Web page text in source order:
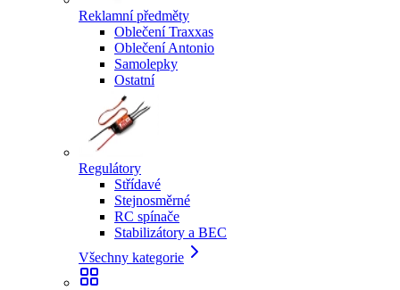
Reklamní předměty
Oblečení Traxxas
Oblečení Antonio
Samolepky
Ostatní
Regulátory
Střídavé
Stejnosměrné
RC spínače
Stabilizátory a BEC
Všechny kategorie